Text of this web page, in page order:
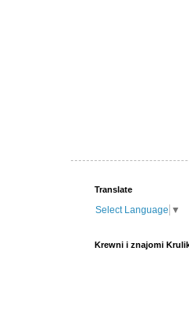
Translate
Select Language ▼
Krewni i znajomi